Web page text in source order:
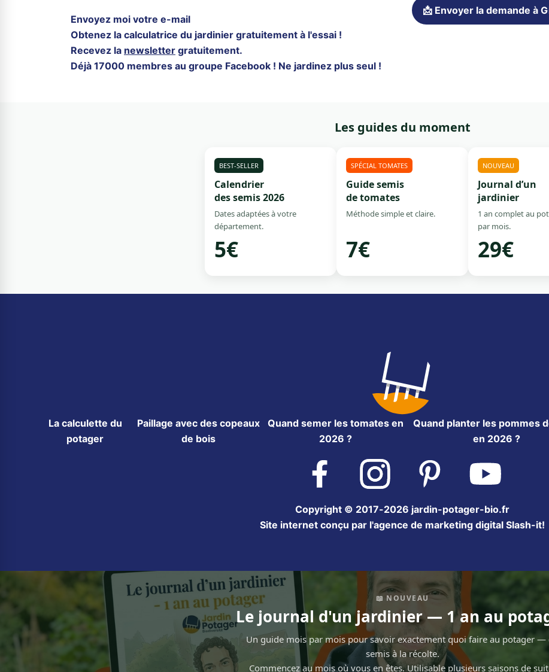
Envoyez moi votre e-mail
Obtenez la calculatrice du jardinier gratuitement à l'essai !
Recevez la newsletter gratuitement.
Déjà 17000 membres au groupe Facebook ! Ne jardinez plus seul !
📩 Envoyer la demande à
Les guides du moment
BEST-SELLER
Calendrier
des semis 2026
Dates adaptées à votre
département.
5€
SPÉCIAL TOMATES
Guide semis
de tomates
Méthode simple et claire.
7€
NOUVEAU
Journal d’un
jardinier
1 an complet au
par mois.
29€
La calculette du
potager
Paillage avec des copeaux
de bois
Quand semer les tomates en
2026 ?
Quand planter les pommes
en 2026 ?
Copyright © 2017-2026 jardin-potager-bio.fr
Site internet conçu par l'agence de marketing digital Slash-it!
📖 NOUVEAU
Le journal d'un jardinier — 1 an au
Un guide mois par mois pour savoir exactement quoi faire au potager —
semis à la récolte.
Commencez au mois où vous en êtes. Utilisable plusieurs saisons de